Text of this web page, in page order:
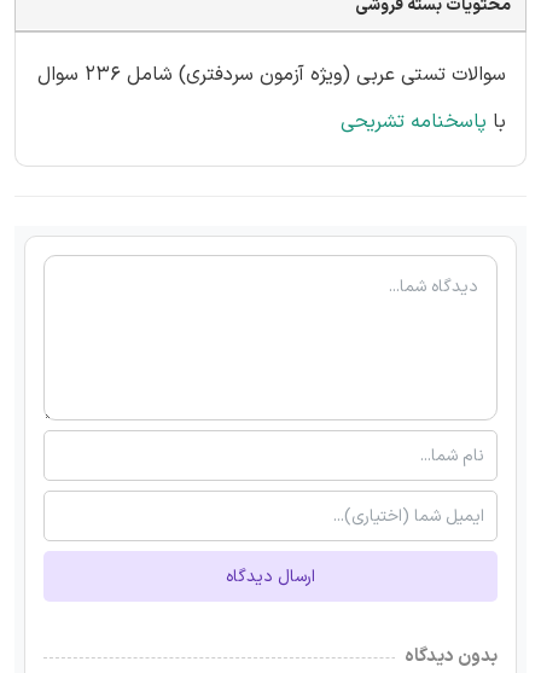
محتویات بسته فروشی
سوالات تستی عربی (ویژه آزمون سردفتری) شامل 236 سوال
با پاسخنامه تشریحی
ارسال دیدگاه
بدون دیدگاه